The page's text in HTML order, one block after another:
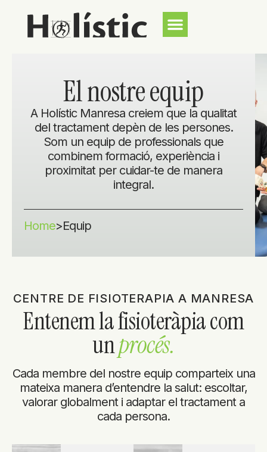
El nostre equip
A Holístic Manresa creiem que la qualitat
del tractament depèn de les persones.
Som un equip de professionals que
combinem formació, experiència i
proximitat per cuidar-te de manera
integral.
Home>Equip
CENTRE DE FISIOTERAPIA A MANRESA
Entenem la fisioteràpia com
unprocés.
Cada membre del nostre equip comparteix una
mateixa manera d’entendre la salut: escoltar,
valorar globalment i adaptar el tractament a
cada persona.